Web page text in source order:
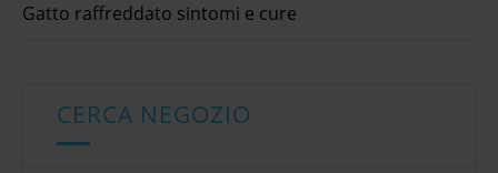
Gatto raffreddato sintomi e cure
CERCA NEGOZIO